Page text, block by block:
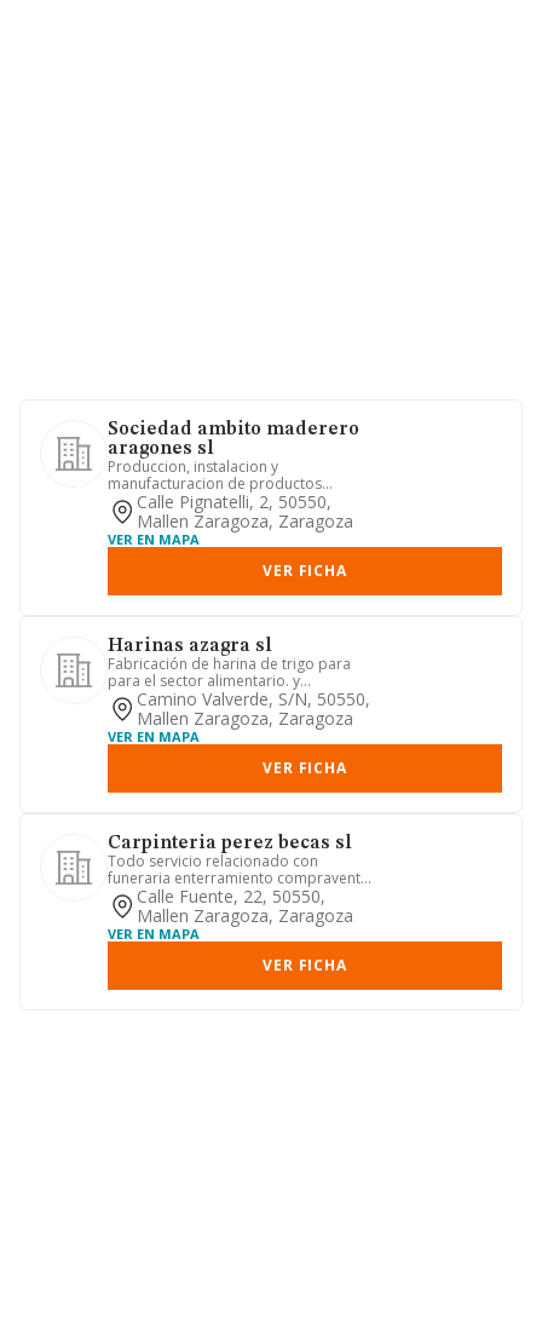
Sociedad ambito maderero
aragones sl
Produccion, instalacion y
manufacturacion de productos
derivados de la madera
Calle Pignatelli, 2, 50550,
Mallen Zaragoza, Zaragoza
VER EN MAPA
VER FICHA
Harinas azagra sl
Fabricación de harina de trigo para
para el sector alimentario. y
subproductos de piensos, para ali...
Camino Valverde, S/n, 50550,
Mallen Zaragoza, Zaragoza
VER EN MAPA
VER FICHA
Carpinteria perez becas sl
Todo servicio relacionado con
funeraria enterramiento compraventa
de todo material relacionado con ...
Calle Fuente, 22, 50550,
Mallen Zaragoza, Zaragoza
VER EN MAPA
VER FICHA